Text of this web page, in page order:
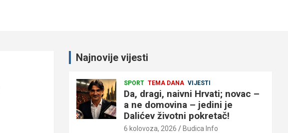
Najnovije vijesti
SPORT TEMA DANA VIJESTI
Da, dragi, naivni Hrvati; novac –
a ne domovina – jedini je
Dalićev životni pokretač!
6 kolovoza, 2026 Budica Info